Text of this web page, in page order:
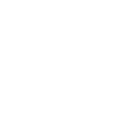
Tableauの
、新規ユ
なスキル
応じた体験